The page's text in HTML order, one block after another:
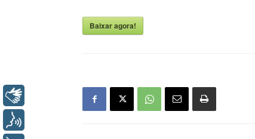
Baixar agora!